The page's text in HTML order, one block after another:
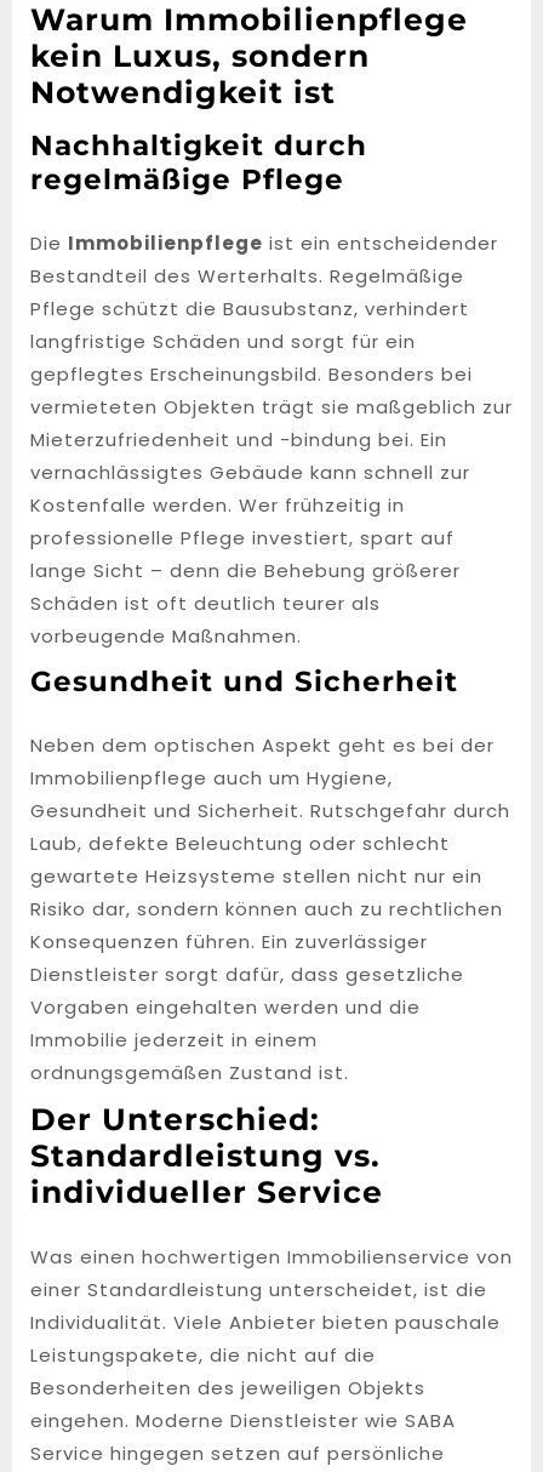
Warum Immobilienpflege
kein Luxus, sondern
Notwendigkeit ist
Nachhaltigkeit durch
regelmäßige Pflege
Die Immobilienpflege ist ein entscheidender
Bestandteil des Werterhalts. Regelmäßige
Pflege schützt die Bausubstanz, verhindert
langfristige Schäden und sorgt für ein
gepflegtes Erscheinungsbild. Besonders bei
vermieteten Objekten trägt sie maßgeblich zur
Mieterzufriedenheit und -bindung bei. Ein
vernachlässigtes Gebäude kann schnell zur
Kostenfalle werden. Wer frühzeitig in
professionelle Pflege investiert, spart auf
lange Sicht – denn die Behebung größerer
Schäden ist oft deutlich teurer als
vorbeugende Maßnahmen.
Gesundheit und Sicherheit
Neben dem optischen Aspekt geht es bei der
Immobilienpflege auch um Hygiene,
Gesundheit und Sicherheit. Rutschgefahr durch
Laub, defekte Beleuchtung oder schlecht
gewartete Heizsysteme stellen nicht nur ein
Risiko dar, sondern können auch zu rechtlichen
Konsequenzen führen. Ein zuverlässiger
Dienstleister sorgt dafür, dass gesetzliche
Vorgaben eingehalten werden und die
Immobilie jederzeit in einem
ordnungsgemäßen Zustand ist.
Der Unterschied:
Standardleistung vs.
individueller Service
Was einen hochwertigen Immobilienservice von
einer Standardleistung unterscheidet, ist die
Individualität. Viele Anbieter bieten pauschale
Leistungspakete, die nicht auf die
Besonderheiten des jeweiligen Objekts
eingehen. Moderne Dienstleister wie SABA
Service hingegen setzen auf persönliche